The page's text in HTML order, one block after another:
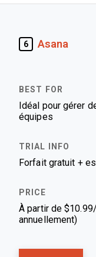
6 Asana
Idéal pour gérer
équipes
Forfait gratuit +
À partir de
annuellement)